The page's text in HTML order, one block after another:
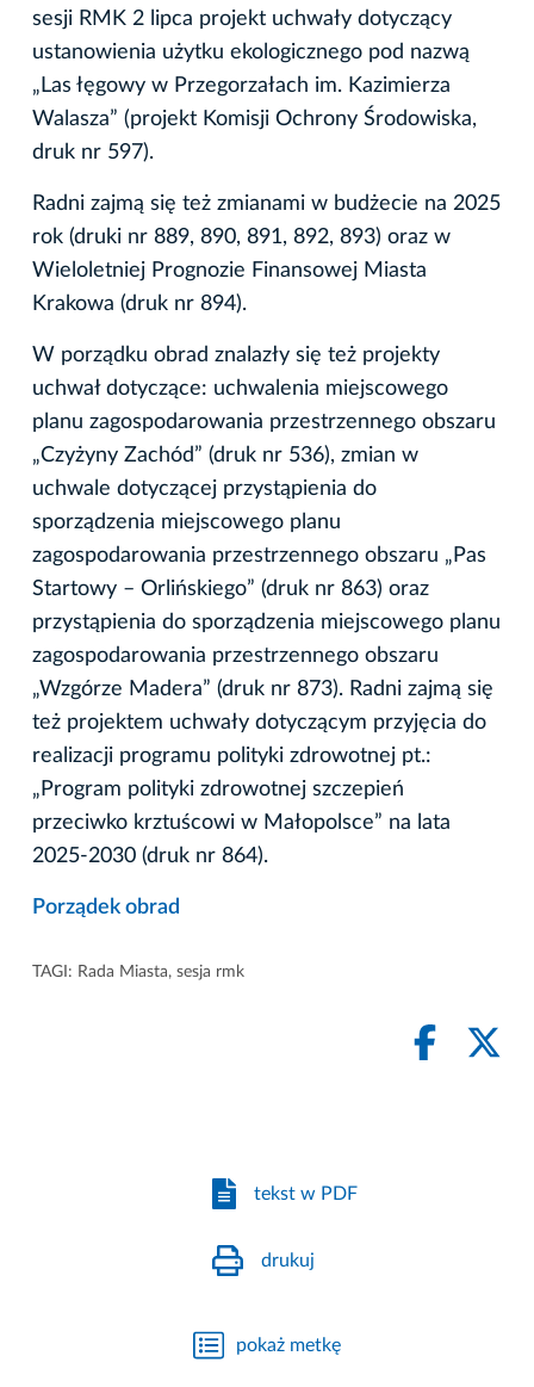
sesji RMK 2 lipca projekt uchwały dotyczący
ustanowienia użytku ekologicznego pod nazwą
„Las łęgowy w Przegorzałach im. Kazimierza
Walasza” (projekt Komisji Ochrony Środowiska,
druk nr 597).
Radni zajmą się też zmianami w budżecie na 2025
rok (druki nr 889, 890, 891, 892, 893) oraz w
Wieloletniej Prognozie Finansowej Miasta
Krakowa (druk nr 894).
W porządku obrad znalazły się też projekty
uchwał dotyczące: uchwalenia miejscowego
planu zagospodarowania przestrzennego obszaru
„Czyżyny Zachód” (druk nr 536), zmian w
uchwale dotyczącej przystąpienia do
sporządzenia miejscowego planu
zagospodarowania przestrzennego obszaru „Pas
Startowy – Orlińskiego” (druk nr 863) oraz
przystąpienia do sporządzenia miejscowego planu
zagospodarowania przestrzennego obszaru
„Wzgórze Madera” (druk nr 873). Radni zajmą się
też projektem uchwały dotyczącym przyjęcia do
realizacji programu polityki zdrowotnej pt.:
„Program polityki zdrowotnej szczepień
przeciwko krztuścowi w Małopolsce” na lata
2025-2030 (druk nr 864).
Porządek obrad
TAGI: Rada Miasta, sesja rmk
tekst w PDF
drukuj
pokaż metkę